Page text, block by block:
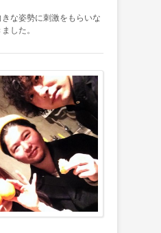
な姿勢に刺激をもらいな
した。